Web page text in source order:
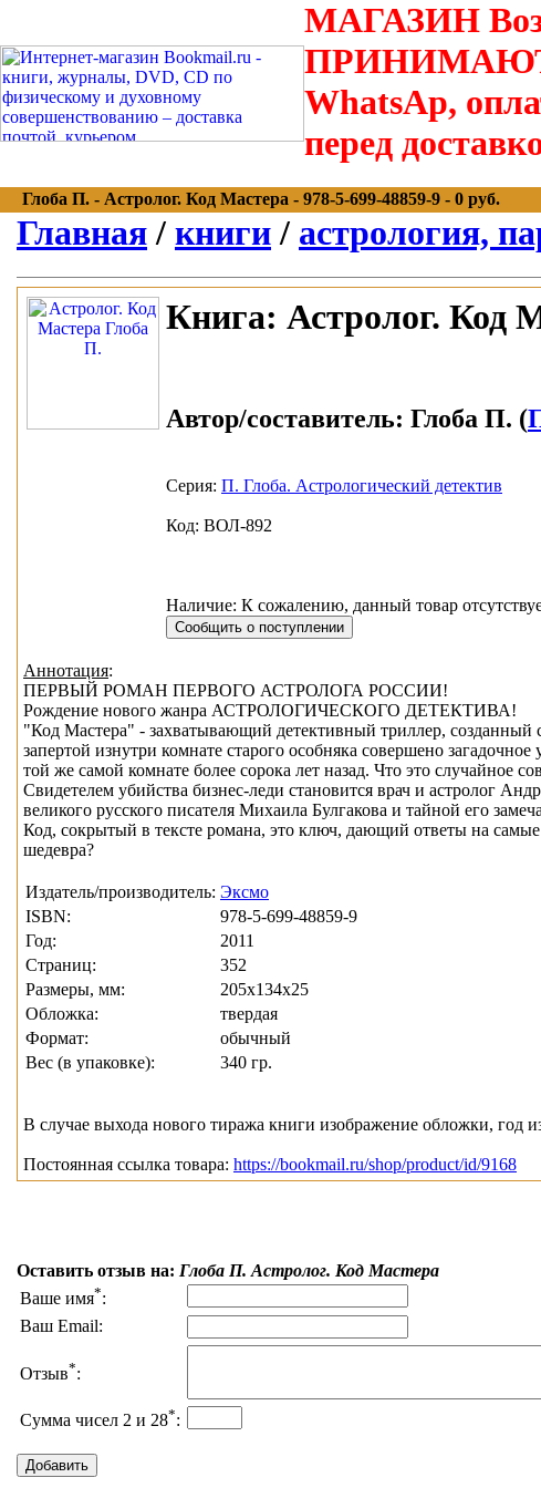
МАГАЗИН
WhatsAp,
перед
Глоба П. - Астролог. Код Мастера - 978-5-699-48859-9 - 0 руб.
Главная / книги / астрология,
Книга: Астролог. Код
Автор/составитель: Глоба П. (
Серия: П. Глоба. Астрологический детектив
Код: ВОЛ-892
Наличие: К сожалению, данный товар
Аннотация:
ПЕРВЫЙ РОМАН ПЕРВОГО АСТРОЛОГА РОССИИ!
Рождение нового жанра АСТРОЛОГИЧЕСКОГО ДЕТЕКТИВА!
"Код Мастера" - захватывающий детективный триллер,
запертой изнутри комнате старого особняка совершено
той же самой комнате более сорока лет назад. Что это случайное
Свидетелем убийства бизнес-леди становится врач и астролог
великого русского писателя Михаила Булгакова и тайной его
Код, сокрытый в тексте романа, это ключ, дающий ответы на
шедевра?
Издатель/производитель: Эксмо
ISBN:
978-5-699-48859-9
Год:
2011
Страниц:
352
Размеры, мм:
205x134x25
Обложка:
твердая
Формат:
обычный
Вес (в упаковке):
340 гр.
В случае выхода нового тиража книги изображение обложки, год
Постоянная ссылка товара: https://bookmail.ru/shop/product/id/9168
Оставить отзыв на: Глоба П. Астролог. Код Мастера
Ваше имя*:
Ваш Email:
Отзыв*:
Сумма чисел 2 и 28*: